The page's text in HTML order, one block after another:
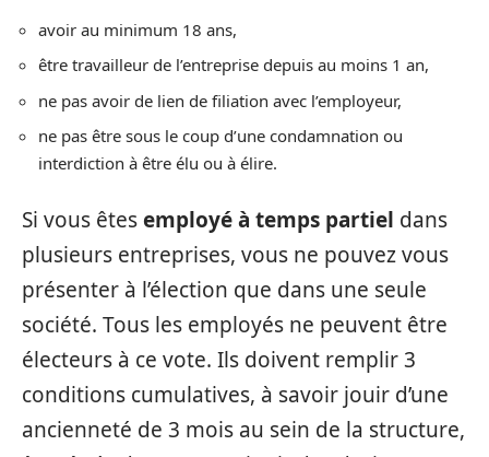
avoir au minimum 18 ans,
être travailleur de l’entreprise depuis au moins 1 an,
ne pas avoir de lien de filiation avec l’employeur,
ne pas être sous le coup d’une condamnation ou
interdiction à être élu ou à élire.
Si vous êtesemployé à temps partiel dans
plusieurs entreprises, vous ne pouvez vous
présenter à l’élection que dans une seule
société. Tous les employés ne peuvent être
électeurs à ce vote. Ils doivent remplir 3
conditions cumulatives, à savoir jouir d’une
ancienneté de 3 mois au sein de la structure,